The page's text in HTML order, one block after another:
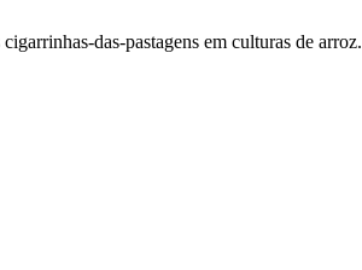
das-pastagens em culturas de arroz.